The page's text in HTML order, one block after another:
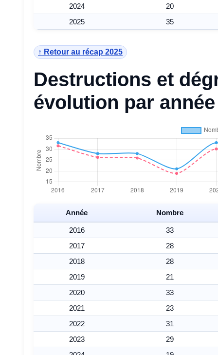
2024
20
2025
35
↑ Retour au récap 2025
Destructions et
évolution par année
Année Nombre
2016
33
2017
28
2018
28
2019
21
2020
33
2021
23
2022
31
2023
29